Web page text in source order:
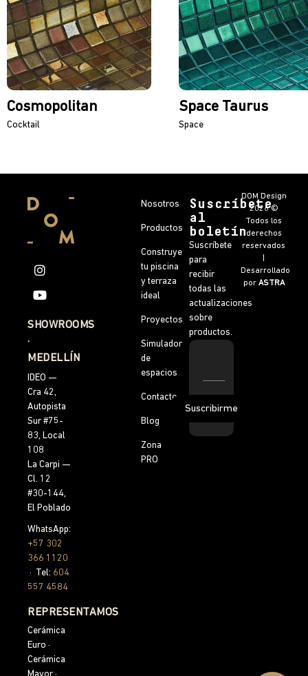
Cosmopolitan
Cocktail
Space Taurus
Space
SHOWROOMS
·
MEDELLÍN
IDEO —
Cra 42,
Autopista
Sur #75-
83, Local
108
La Carpi —
Cl. 12
#30-144,
El Poblado
WhatsApp:
+57 302
366 1120
· Tel: 604
557 4584
REPRESENTAMOS
Cerámica
Euro ·
Cerámica
Nosotros
Productos
Construye
tu piscina
y terraza
ideal
Proyectos
Simulador
de
espacios
Contacto
Blog
Zona
PRO
Suscríbete
al
boletín
Suscríbete
para
recibir
todas las
actualizaciones
sobre
productos.
Suscribirme
DOM Design
2026 ©
Todos los
derechos
reservados
Desarrollado
por ASTRA